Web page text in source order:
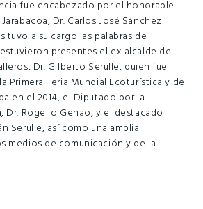
fue encabezado por el honorable
Dr. Carlos José Sánchez
tuvo a su cargo las palabras de
presentes el ex alcalde de
Dr. Gilberto Serulle, quien fue
Primera Feria Mundial Ecoturística y de
en el 2014, el Diputado por la
Dr. Rogelio Genao, y el destacado
Serulle, así como una amplia
medios de comunicación y de la